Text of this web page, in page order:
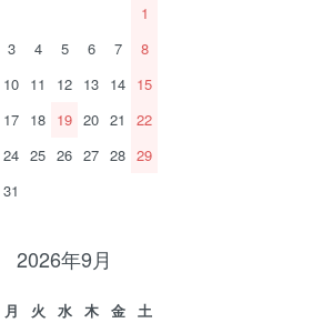
1
3 4 5 6 7
8
10 11 12 13 14 15
17 18 19 20 21
22
24 25 26 27 28 29
31
2026年9月
月 火 水 木 金
土